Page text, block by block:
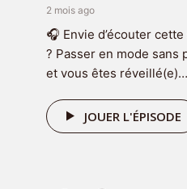
2 mois ago
🎧 Envie d’écouter
? Passer en mode sans
et vous êtes
JOUER L'ÉPISODE